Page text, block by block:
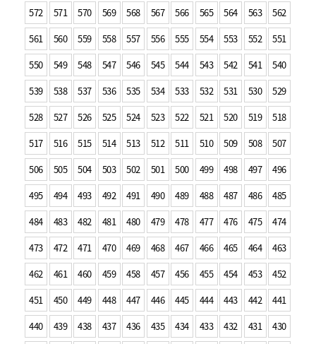
572
571 570 569 568 567 566 565 564 563
562
561
560 559 558 557 556 555 554 553 552
551
550
549 548 547 546 545 544 543 542 541
540
539
538 537 536 535 534 533 532 531 530
529
528
527 526 525 524 523 522 521 520 519
518
517
516 515 514 513 512 511 510 509 508
507
506
505 504 503 502 501 500 499 498 497
496
495
494 493 492 491 490 489 488 487 486
485
484
483 482 481 480 479 478 477 476 475
474
473
472 471 470 469 468 467 466 465 464
463
462
461 460 459 458 457 456 455 454 453
452
451
450 449 448 447 446 445 444 443 442
441
440
439 438 437 436 435 434 433 432 431 430